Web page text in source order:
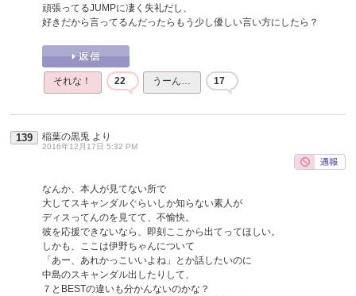
頑張ってるJUMPに凄く失礼だし、
好きだから言ってるんだったらもう少し優しい言い方にしたら？
それな！ 22 うーん… 17
139 稲葉の黒兎 より
2016年12月17日 5:32 PM
なんか、本人が見てない所で
大してスキャンダルぐらいしか知らない素人が
ディスってんのを見てて、不愉快。
彼を応援できないなら、即刻ここから出てってほしい。
しかも、ここは伊野ちゃんについて
「あー、あれかっこいいよね」とか話したいのに
中島のスキャンダル出したりして、
７とBESTの違いも分かんないのかな？